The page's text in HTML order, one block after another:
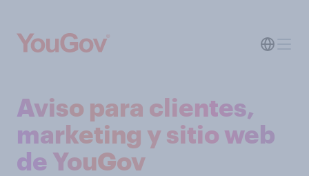
Aviso para clientes,
marketing y sitio web
de YouGov